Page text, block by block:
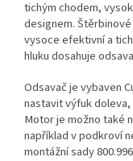
tichým chodem,
designem.
vysoce efektivní a
hluku dosahuje
Odsavač je vybaven
nastavit výfuk
Motor je možno také
například v podkroví
montážní sady